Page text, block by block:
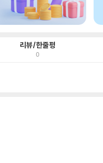
리뷰/한줄평
0